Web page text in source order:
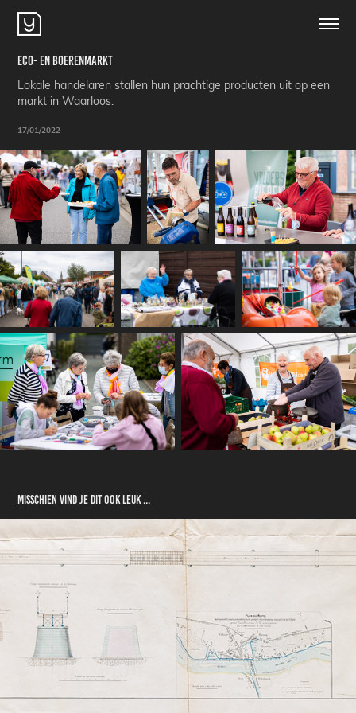
Eco- en Boerenmarkt
Lokale handelaren stallen hun prachtige producten uit op een
markt in Waarloos.
17/01/2022
Misschien vind je dit ook leuk ...
Technische Tekening Brug Van Enschodt